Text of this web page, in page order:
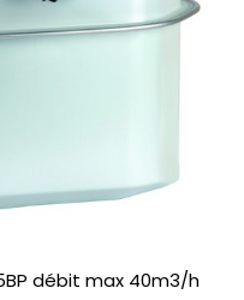
débit max 40m3/h